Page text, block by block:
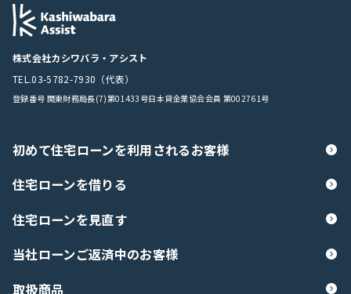
株式会社カシワバラ・アシスト
TEL.03-5782-7930（代表）
登録番号 関東財務局長(7)第01433号日本貸金業協会会員 第002761号
初めて住宅ローンを利用されるお客様
住宅ローンを借りる
住宅ローンを見直す
当社ローンご返済中のお客様
取扱商品